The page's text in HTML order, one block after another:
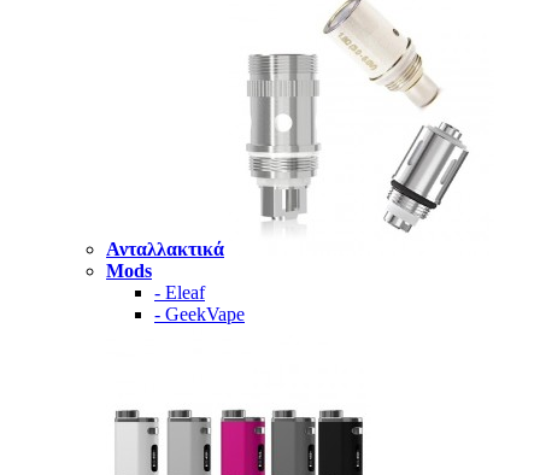
Ανταλλακτικά
Mods
- Eleaf
- GeekVape